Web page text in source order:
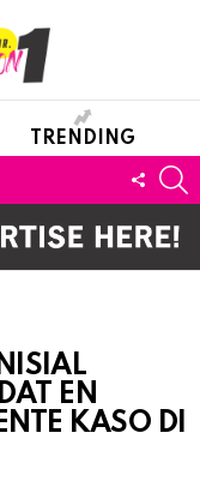
TRENDING
EN
KASO DI